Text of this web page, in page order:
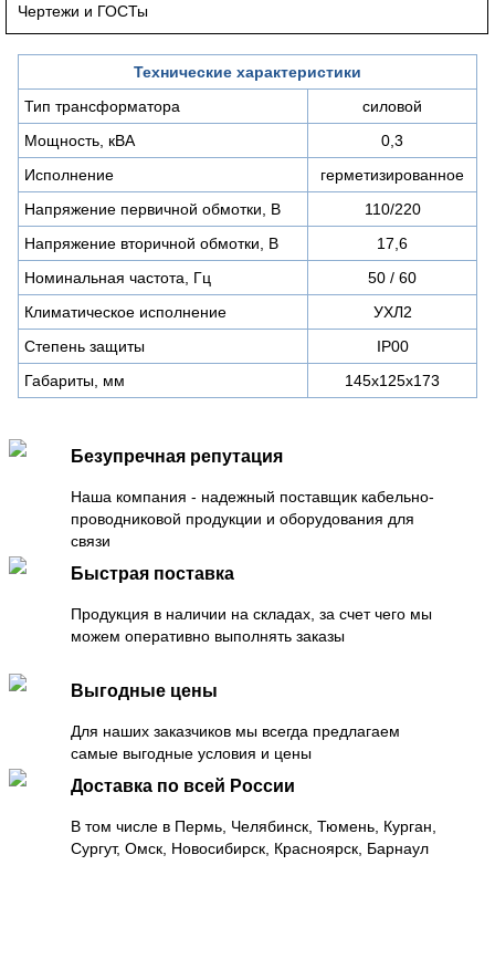
Чертежи и ГОСТы
Технические характеристики
Тип трансформатора
силовой
Мощность, кВА
0,3
Исполнение
герметизированное
Напряжение первичной обмотки, В
110/220
Напряжение вторичной обмотки, В
17,6
Номинальная частота, Гц
50 / 60
Климатическое исполнение
УХЛ2
Степень защиты
IP00
Габариты, мм
145x125x173
Безупречная репутация
Наша компания - надежный поставщик кабельно-
проводниковой продукции и оборудования для
связи
Быстрая поставка
Продукция в наличии на складах, за счет чего мы
можем оперативно выполнять заказы
Выгодные цены
Для наших заказчиков мы всегда предлагаем
самые выгодные условия и цены
Доставка по всей России
В том числе в Пермь, Челябинск, Тюмень, Курган,
Сургут, Омск, Новосибирск, Красноярск, Барнаул